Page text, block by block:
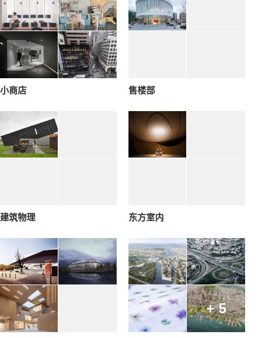
小商店 售楼部
建筑物理 东方室内
+ 5